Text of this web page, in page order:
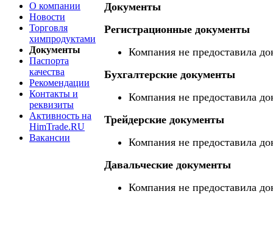
О компании
Новости
Торговля
химпродуктами
Документы
Паспорта
качества
Рекомендации
Контакты и
реквизиты
Активность на
HimTrade.RU
Вакансии
Документы
Регистрационные документы
Компания не предоставила
Бухгалтерские документы
Компания не предоставила
Трейдерские документы
Компания не предоставила
Давальческие документы
Компания не предоставила